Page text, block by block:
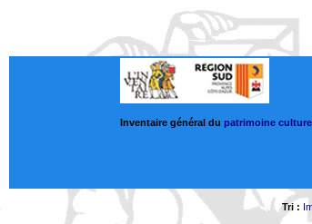
Inventaire général du patrimoine
Tri :